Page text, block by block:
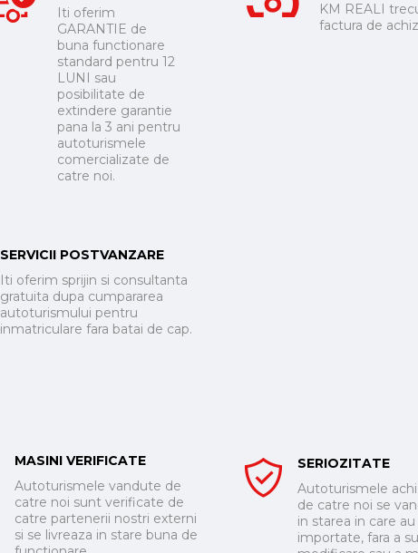
Iti oferim
GARANTIE de
buna functionare
standard pentru 12
LUNI sau
posibilitate de
extindere garantie
pana la 3 ani pentru
autoturismele
comercializate de
catre noi.
KM REALI
factura de
SERVICII POSTVANZARE
Iti oferim sprijin si consultanta
gratuita dupa cumpararea
autoturismului pentru
inmatriculare fara batai de cap.
MASINI VERIFICATE
Autoturismele vandute de
catre noi sunt verificate de
catre partenerii nostri externi
si se livreaza in stare buna de
SERIOZITATE
Autoturismele
de catre noi se
in starea in care
importate, fara a